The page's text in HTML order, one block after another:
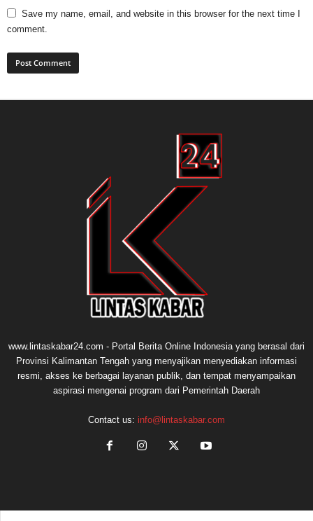
Save my name, email, and website in this browser for the next time I
comment.
www.lintaskabar24.com - Portal Berita Online Indonesia yang berasal dari
Provinsi Kalimantan Tengah yang menyajikan menyediakan informasi
resmi, akses ke berbagai layanan publik, dan tempat menyampaikan
aspirasi mengenai program dari Pemerintah Daerah
Contact us: info@lintaskabar.com